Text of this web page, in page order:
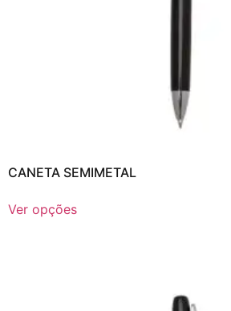
CANETA SEMIMETAL
Ver opções